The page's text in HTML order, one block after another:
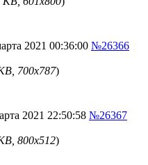
2021 00:36:00 №26366
700x787)
2021 22:50:58 №26367
800x512)